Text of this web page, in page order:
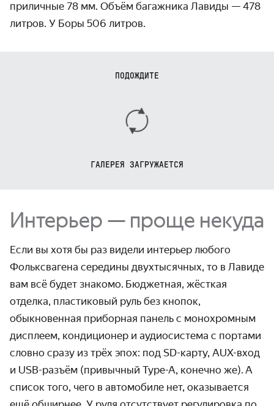
приличные 78 мм. Объём багажника Лавиды — 478
литров. У Боры 506 литров.
ПОДОЖДИТЕ
ГАЛЕРЕЯ ЗАГРУЖАЕТСЯ
Интерьер — проще некуда
Если вы хотя бы раз видели интерьер любого
Фольксвагена середины двухтысячных, то в Лавиде
вам всё будет знакомо. Бюджетная, жёсткая
отделка, пластиковый руль без кнопок,
обыкновенная приборная панель с монохромным
дисплеем, кондиционер и аудиосистема с портами
словно сразу из трёх эпох: под SD-карту, AUX-вход
и USB-разъём (привычный Type-A, конечно же). А
список того, чего в автомобиле нет, оказывается